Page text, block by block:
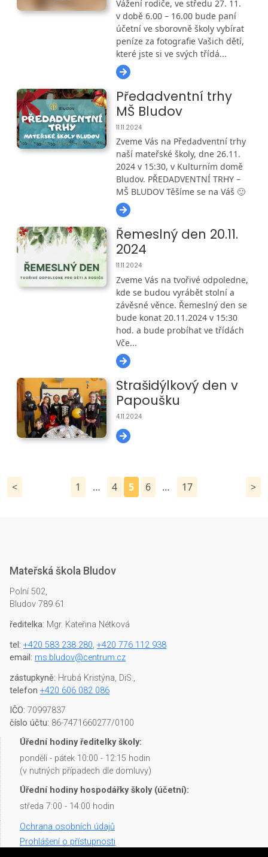
Vážení rodiče, ve středu 27. 11.
v době 6.00 – 16.00 bude paní
účetní ve sborovně školy vybírat
peníze za fotografie Vašich dětí,
které jste si ve svých třídá...
Předadventní trhy
MŠ Bludov
11.11.2024
Zveme Vás na Předadventní trhy
naší mateřské školy, dne 26.11.
2024 v 15:30, v Kulturním domě
Bludov. PŘEDADVENTNÍ TRHY –
MŠ BLUDOV Těšíme se na Váš 🙂
Řemeslný den 20.11.
2024
11.11.2024
Zveme Vás na tvořivé odpoledne,
kde se budou vyrábět stolní a
závěsné věnce. Řemeslný den se
bude konat 20.11.2024 v 15:30
hod. a bude probíhat ve třídách
Vče...
Strašidýlkový den v
Papoušku
4.11.2024
Stránkování
příspěvků
< 1 … 4 5 6 … 17 >
Mateřská škola Bludov
Polní 502,
Bludov 789 61
ředitelka: Mgr. Kateřina Nétková
tel: +420 583 238 280, +420 776 112 938
email: ms.bludov@centrum.cz
zástupkyně: Hrubá Kristýna, DiS.,
telefon +420 606 082 086
IČO: 70997837
číslo účtu: 86-7471660277/0100
Úřední hodiny ředitelky školy:
pondělí - pátek 10:00 - 12:15 hodin
(v nutných případech dle domluvy)
Úřední hodiny hospodářky školy (účetní):
středa 7:00 - 14:00 hodin
Ochrana osobních údajů
Prohlášení o přístupnosti